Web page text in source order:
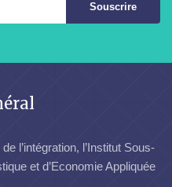
Souscrire
l’intégration, l’Institut Sous-
et d’Economie Appliquée